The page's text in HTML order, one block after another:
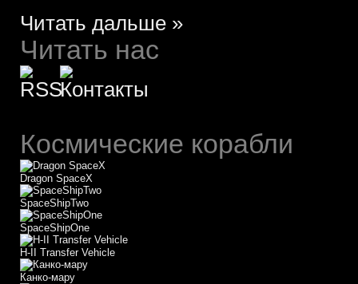
Читать дальше »
Читать нас
Космические корабли
Dragon SpaceX
SpaceShipTwo
SpaceShipOne
H-II Transfer Vehicle
Канко-мару